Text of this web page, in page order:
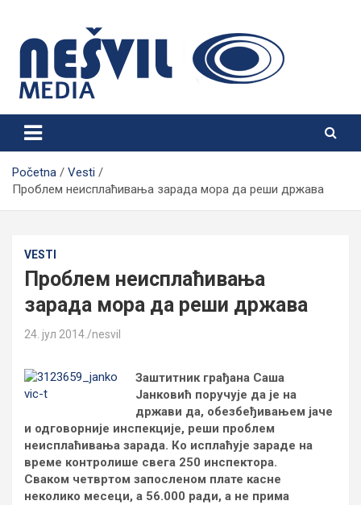
content
Nešvil Media Bogatić
Početna
Vesti
Проблем неисплаћивања зарада мора да реши држава
VESTI
Проблем неисплаћивања
зарада мора да реши држава
24. јул 2014. nesvil
Заштитник грађана Саша
Јанковић поручује да је на
држави да, обезбеђивањем јаче
и одговорније инспекције, реши проблем
неисплаћивања зарада. Ко исплаћује зараде на
време контролише свега 250 инспектора.
Сваком четвртом запосленом плате касне
неколико месеци, а 56.000 ради, а не прима